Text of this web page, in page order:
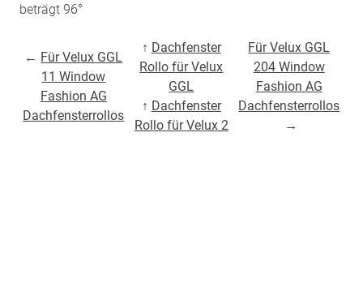
beträgt 96°
← Für Velux GGL
11 Window
Fashion AG
Dachfensterrollos
↑ Dachfenster
Rollo für Velux
GGL
↑ Dachfenster
Rollo für Velux 2
Für Velux GGL
204 Window
Fashion AG
Dachfensterrollos
→